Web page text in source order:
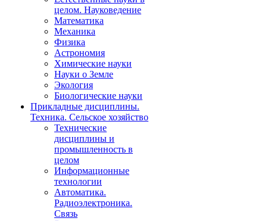
целом. Науковедение
Математика
Механика
Физика
Астрономия
Химические науки
Науки о Земле
Экология
Биологические науки
Прикладные дисциплины.
Техника. Сельское хозяйство
Технические
дисциплины и
промышленность в
целом
Информационные
технологии
Автоматика.
Радиоэлектроника.
Связь